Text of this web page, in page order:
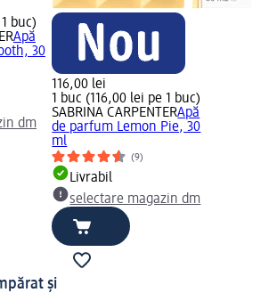
buc)
Apă
30
dm
116,00 lei
1 buc (116,00 lei pe 1 buc)
SABRINA CARPENTERApă
de parfum Lemon Pie, 30
ml
(9)
Livrabil
selectare magazin dm
și